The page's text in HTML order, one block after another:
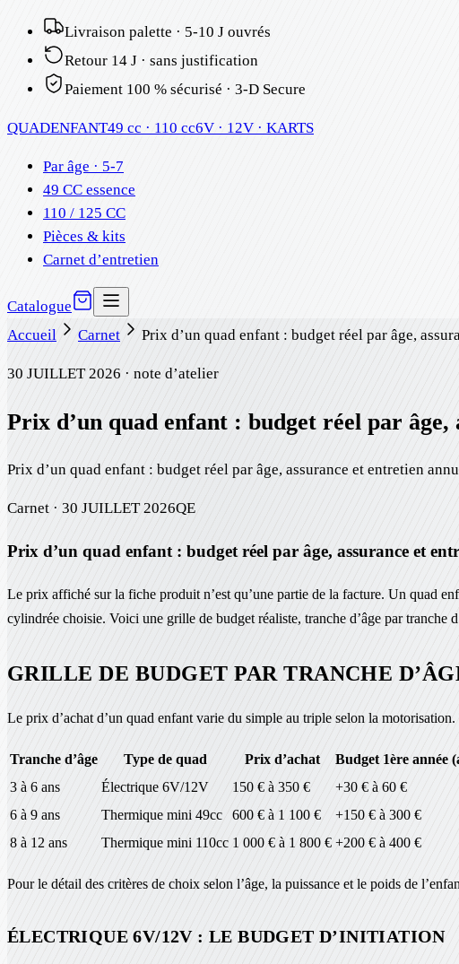
Livraison palette · 5-10 J ouvrés
Retour 14 J · sans justification
Paiement 100 % sécurisé · 3-D Secure
QUADENFANT49 cc · 110 cc6V · 12V · KARTS
Par âge · 5-7
49 CC essence
110 / 125 CC
Pièces & kits
Carnet d’entretien
Catalogue
Accueil
Carnet Prix d’un quad enfant : budget réel par âge,
30 JUILLET 2026 · note d’atelier
Prix d’un quad enfant : budget réel par âge,
Prix d’un quad enfant : budget réel par âge, assurance et entretien
Carnet · 30 JUILLET 2026QE
Prix d’un quad enfant : budget réel par âge, assurance et
Le prix affiché sur la fiche produit n’est qu’une partie de la facture. Un quad
cylindrée choisie. Voici une grille de budget réaliste, tranche d’âge par tranche
GRILLE DE BUDGET PAR TRANCHE
Le prix d’achat d’un quad enfant varie du simple au triple selon la
Tranche d’âge Type de quad Prix d’achat
Budget 1ère année
3 à 6 ans
Électrique 6V/12V 150 € à 350 €
+30 € à 60 €
6 à 9 ans
Thermique mini 49cc 600 € à 1 100 €
+150 € à 300 €
8 à 12 ans
Thermique mini 110cc 1 000 € à 1 800 € +200 € à 400 €
Pour le détail des critères de choix selon l’âge, la puissance et le poids de
ÉLECTRIQUE 6V/12V : LE BUDGET D’INITIATION